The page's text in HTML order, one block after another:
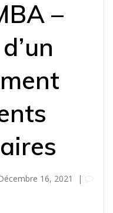
–
16, 2021
|